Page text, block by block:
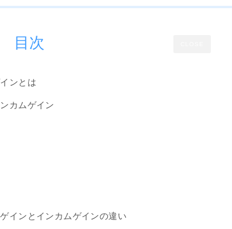
目次
ンとは
カムゲイン
インとインカムゲインの違い